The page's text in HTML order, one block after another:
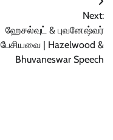
Next:
ஹேசல்வுட் & புவனேஷ்வர்
பேசியவை | Hazelwood &
Bhuvaneswar Speech